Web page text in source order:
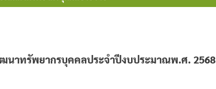
นาทรัพยากรบุคคลประจำปีงบประมาณพ.ศ. 2568